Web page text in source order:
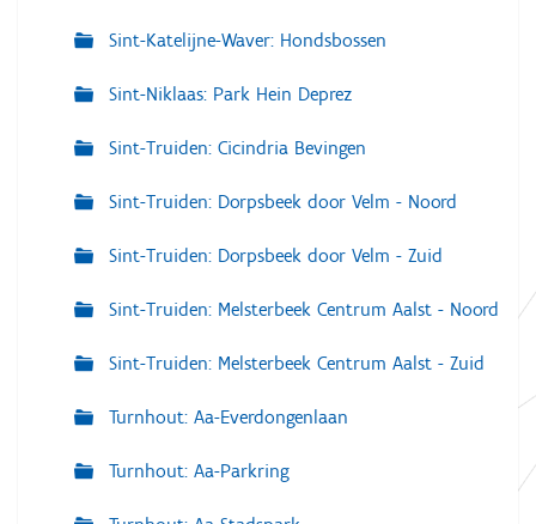
Sint-Katelijne-Waver: Hondsbossen
Sint-Niklaas: Park Hein Deprez
Sint-Truiden: Cicindria Bevingen
Sint-Truiden: Dorpsbeek door Velm - Noord
Sint-Truiden: Dorpsbeek door Velm - Zuid
Sint-Truiden: Melsterbeek Centrum Aalst - Noord
Sint-Truiden: Melsterbeek Centrum Aalst - Zuid
Turnhout: Aa-Everdongenlaan
Turnhout: Aa-Parkring